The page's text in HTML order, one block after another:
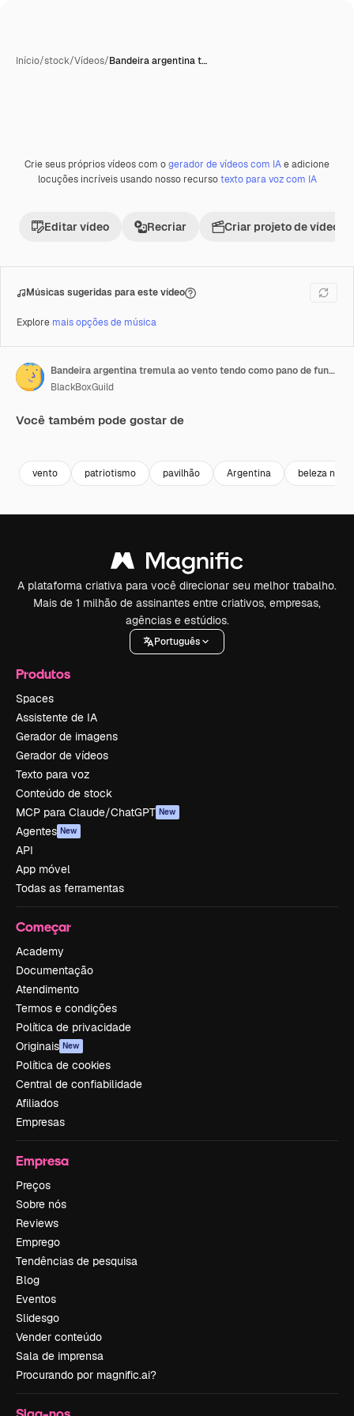
Início/stock/Vídeos/Bandeira argentina t…
Premium
Crie seus próprios vídeos com ogerador de vídeos com IAe adicione
locuções incríveis usando nosso recursotexto para voz com IA
Editar vídeo Recriar Criar projeto de vídeo
Músicas sugeridas para este vídeo
Explore mais opções de música
Bandeira argentina tremula ao vento tendo como pano de fundo o famoso Cerro de los 14 Colores, também conhecido como El Hornocal
BlackBoxGuild
Você também pode gostar de
vento patriotismo pavilhão Argentina beleza
A plataforma criativa para você direcionar seu melhor trabalho.
Mais de 1 milhão de assinantes entre criativos, empresas,
agências e estúdios.
Português
Produtos
Spaces
Assistente de IA
Gerador de imagens
Gerador de vídeos
Texto para voz
Conteúdo de stock
MCP para Claude/ChatGPT New
Agentes New
API
App móvel
Todas as ferramentas
Começar
Academy
Documentação
Atendimento
Termos e condições
Política de privacidade
Originais New
Política de cookies
Central de confiabilidade
Afiliados
Empresas
Empresa
Preços
Sobre nós
Reviews
Emprego
Tendências de pesquisa
Blog
Eventos
Slidesgo
Vender conteúdo
Sala de imprensa
Procurando por magnific.ai?